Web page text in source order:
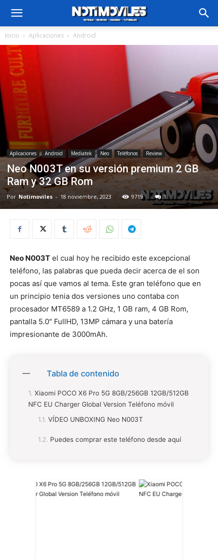
Inicio Aplicaciones Android
Aplicaciones Android Mediatek Neo Teléfonos Review
Neo N003T en su versión premium 2 GB
Ram y 32 GB Rom
Por Notimoviles - 18 noviembre, 2023 9719 1
Neo N003T el cual hoy he recibido este excepcional
teléfono, las palabras que pueda decir acerca de el son
pocas así que vamos al tema. Este gran teléfono que en
un principio tenia dos versiones uno contaba con
procesador MT6589 a 1.2 GHz, 1 GB ram, 4 GB Rom,
pantalla 5.0″ FullHD, 13MP cámara y una batería
impresionante de 3000mAh.
Tabla de contenido
Xiaomi POCO X6 Pro 5G 8GB/256GB 12GB/512GB
NFC EU Charger Global Version Teléfono móvil
VÍDEO UNBOXING Neo N003T
Puedes comprar este teléfono desde aquí